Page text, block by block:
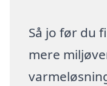
Så jo før du
mere